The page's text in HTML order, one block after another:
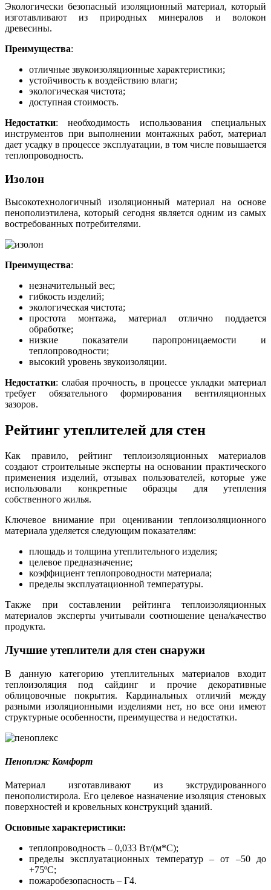
Экологически безопасный изоляционный материал, который
изготавливают из природных минералов и волокон
древесины.
Преимущества:
отличные звукоизоляционные характеристики;
устойчивость к воздействию влаги;
экологическая чистота;
доступная стоимость.
Недостатки: необходимость использования специальных
инструментов при выполнении монтажных работ, материал
дает усадку в процессе эксплуатации, в том числе повышается
теплопроводность.
Изолон
Высокотехнологичный изоляционный материал на основе
пенополиэтилена, который сегодня является одним из самых
востребованных потребителями.
Преимущества:
незначительный вес;
гибкость изделий;
экологическая чистота;
простота монтажа, материал отлично поддается
обработке;
низкие показатели паропроницаемости и
теплопроводности;
высокий уровень звукоизоляции.
Недостатки: слабая прочность, в процессе укладки материал
требует обязательного формирования вентиляционных
зазоров.
Рейтинг утеплителей для стен
Как правило, рейтинг теплоизоляционных материалов
создают строительные эксперты на основании практического
применения изделий, отзывах пользователей, которые уже
использовали конкретные образцы для утепления
собственного жилья.
Ключевое внимание при оценивании теплоизоляционного
материала уделяется следующим показателям:
площадь и толщина утеплительного изделия;
целевое предназначение;
коэффициент теплопроводности материала;
пределы эксплуатационной температуры.
Также при составлении рейтинга теплоизоляционных
материалов эксперты учитывали соотношение цена/качество
продукта.
Лучшие утеплители для стен снаружи
В данную категорию утеплительных материалов входит
теплоизоляция под сайдинг и прочие декоративные
облицовочные покрытия. Кардинальных отличий между
разными изоляционными изделиями нет, но все они имеют
структурные особенности, преимущества и недостатки.
Пеноплэкс Комфорт
Материал изготавливают из экструдированного
пенополистирола. Его целевое назначение изоляция стеновых
поверхностей и кровельных конструкций зданий.
Основные характеристики:
теплопроводность – 0,033 Вт/(м*С);
пределы эксплуатационных температур – от –50 до
+75ºС;
пожаробезопасность – Г4.